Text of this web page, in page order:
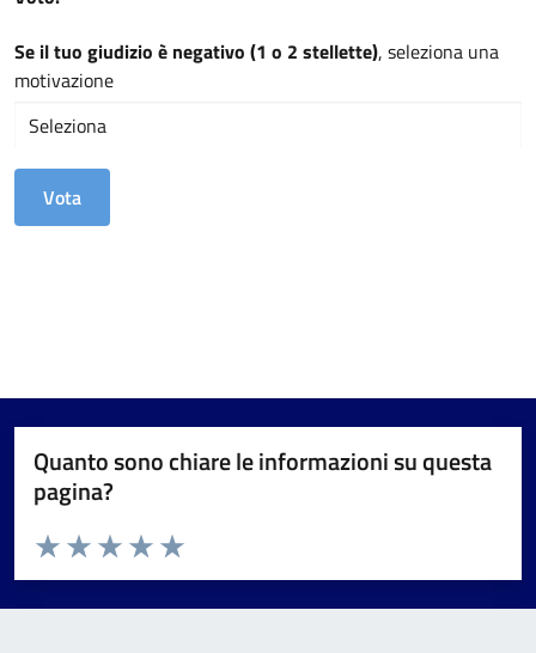
Se il tuo giudizio è negativo (1 o 2 stellette), seleziona una
motivazione
Quanto sono chiare le informazioni su questa
pagina?
Valuta da 1 a 5 stelle la pagina
Valuta 5 stelle su 5
Valuta 4 stelle su 5
Valuta 3 stelle su 5
Valuta 2 stelle su 5
Valuta 1 stelle su 5